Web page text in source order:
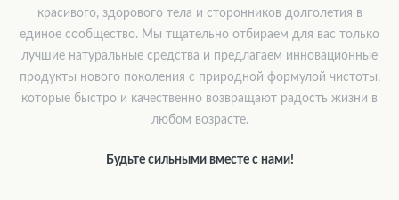
красивого, здорового тела и сторонников долголетия в
единое сообщество. Мы тщательно отбираем для вас только
лучшие натуральные средства и предлагаем инновационные
продукты нового поколения с природной формулой чистоты,
которые быстро и качественно возвращают радость жизни в
любом возрасте.
Будьте сильными вместе с нами!